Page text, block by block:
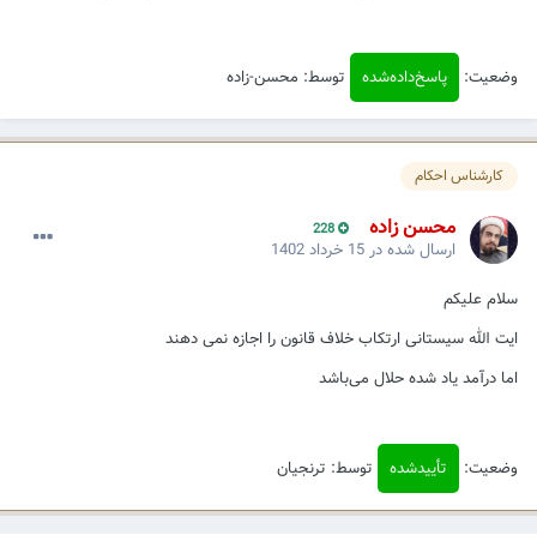
وضعیت: پاسخ‌داده‌شده توسط: محسن-زاده
کارشناس احکام
محسن زاده 228
ارسال شده در15 خرداد 1402
سلام علیکم
ایت الله سیستانی ارتکاب خلاف قانون را اجازه نمی دهند
اما درآمد یاد شده حلال می‌باشد
وضعیت: تأییدشده توسط: ترنجیان